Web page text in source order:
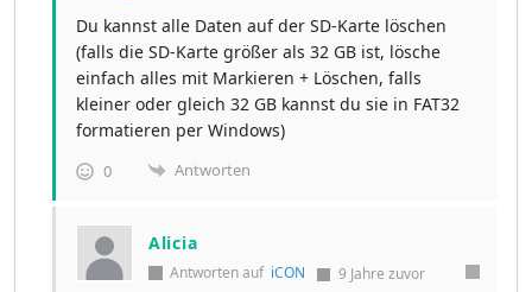
Du kannst alle Daten auf der SD-Karte löschen
(falls die SD-Karte größer als 32 GB ist, lösche
einfach alles mit Markieren + Löschen, falls
kleiner oder gleich 32 GB kannst du sie in FAT32
formatieren per Windows)
0 Antworten
Alicia
Antworten auf iCON 9 Jahre zuvor